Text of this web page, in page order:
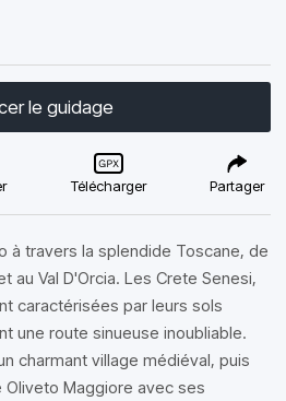
le guidage
Télécharger Partager
à travers la splendide Toscane, de
au Val D'Orcia. Les Crete Senesi,
caractérisées par leurs sols
une route sinueuse inoubliable.
charmant village médiéval, puis
Maggiore avec ses